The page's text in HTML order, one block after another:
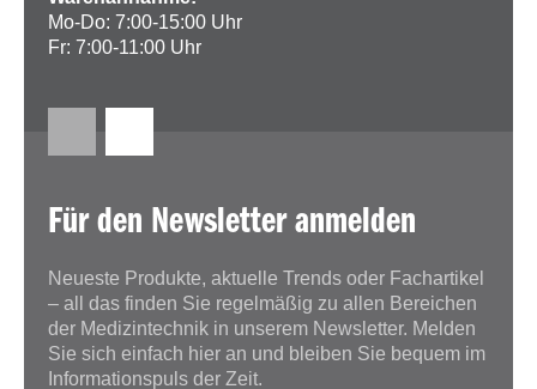
Mo-Do: 7:00-15:00 Uhr
Fr: 7:00-11:00 Uhr
Für den Newsletter anmelden
Neueste Produkte, aktuelle Trends oder Fachartikel
– all das finden Sie regelmäßig zu allen Bereichen
der Medizintechnik in unserem Newsletter. Melden
Sie sich einfach hier an und bleiben Sie bequem im
Informationspuls der Zeit.